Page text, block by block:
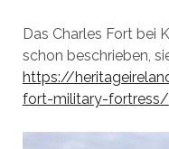
Das Charles Fort bei
schon beschrieben,
https://
fort-military-fortress/